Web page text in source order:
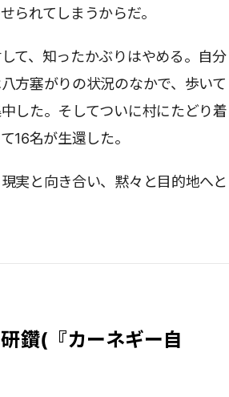
られてしまうからだ。
て、知ったかぶりはやめる。自分
方塞がりの状況のなかで、歩いて
した。そしてついに村にたどり着
16名が生還した。
実と向き合い、黙々と目的地へと
鑽(『カーネギー自